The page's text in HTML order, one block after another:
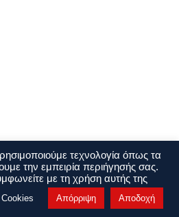
τεχνολογία όπως τα
την εμπειρία περιήγησής σας.
με τη χρήση αυτής της
Cookies Απόρριψη Αποδοχή